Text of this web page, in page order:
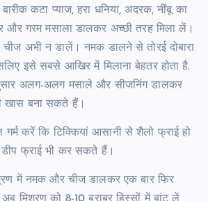
कटा प्याज, हरा धनिया, अदरक, नींबू का
और गरम मसाला डालकर अच्छी तरह मिला लें।
अभी न डालें। नमक डालने से तोरई दोबारा
इसे सबसे आखिर में मिलाना बेहतर होता है.
अलग-अलग मसाले और सीजनिंग डालकर
खास बना सकते हैं।
करें कि टिक्कियां आसानी से शैलो फ्राई हो
फ्राई भी कर सकते हैं।
में नमक और चीज डालकर एक बार फिर